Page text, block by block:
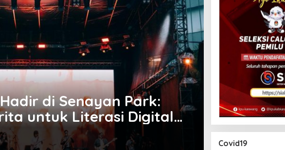
di Senayan Park:
untuk Literasi Digital
Covid19